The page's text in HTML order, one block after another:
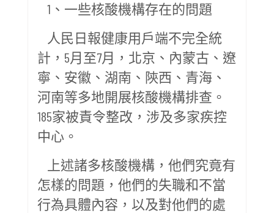
1、一些核酸機構存在的問題
人民日報健康用戶端不完全統
計，5月至7月，北京、內蒙古、遼
寧、安徽、湖南、陝西、青海、
河南等多地開展核酸機構排查。
185家被責令整改，涉及多家疾控
中心。
上述諸多核酸機構，他們究竟有
怎樣的問題，他們的失職和不當
行為具體內容，以及對他們的處